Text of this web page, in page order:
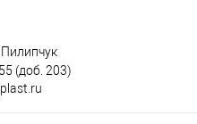
(доб. 203)